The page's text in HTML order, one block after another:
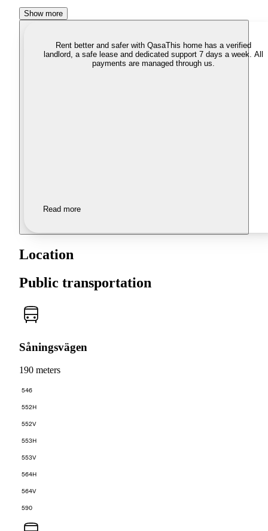
Show more
Rent better and safer with QasaThis home has a verified
landlord, a safe lease and dedicated support 7 days a week. All
payments are managed through us.
Read more
Location
Public transportation
Såningsvägen
190 meters
546
552H
552V
553H
553V
564H
564V
590